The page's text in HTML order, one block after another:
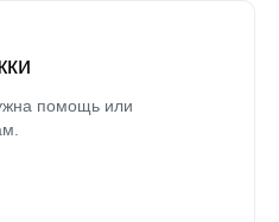
помощь или